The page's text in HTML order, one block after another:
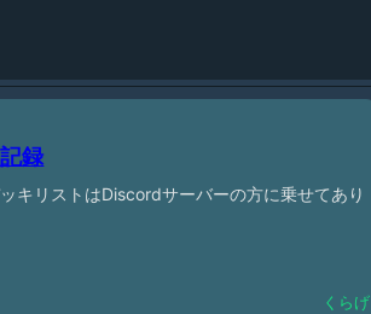
録
キリストはDiscordサーバーの方に乗せてあり
くらげ